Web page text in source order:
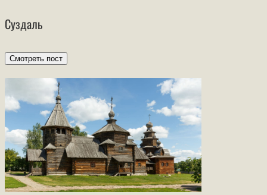
Суздаль
Смотреть пост